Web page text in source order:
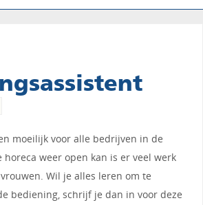
moeilijk voor alle bedrijven in de
horeca weer open kan is er veel werk
Wil je alles leren om te
bediening, schrijf je dan in voor deze